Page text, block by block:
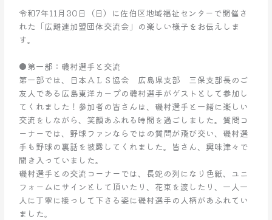
令和7年11月30日（日）に佐伯区地域福祉センターで開催さ
れた「広難連加盟団体交流会」の楽しい様子をお伝えしま
す。
●第一部：磯村選手と交流
第一部では、日本ＡＬＳ協会 広島県支部 三保支部長のご
友人である広島東洋カープの磯村選手がゲストとして参加し
てくれました！参加者の皆さんは、磯村選手と一緒に楽しい
交流をしながら、笑顔あふれる時間を過ごしました。質問コ
ーナーでは、野球ファンならではの質問が飛び交い、磯村選
手も野球の裏話を披露してくれました。皆さん、興味津々で
聞き入っていました。
磯村選手との交流コーナーでは、長蛇の列になり色紙、ユニ
フォームにサインとして頂いたり、花束を渡したり、一人一
人に丁寧に接っして下さる姿に磯村選手の人柄があふれてい
ました。
月
30
日
「広
難
連
加
盟
体
交
流
会」
動